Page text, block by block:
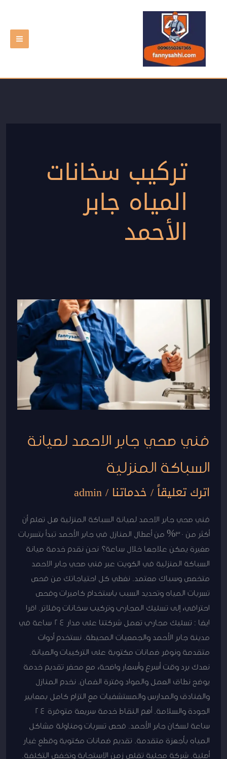
تخطي
المحتوى
تركيب سخانات
المياه جابر
الأحمد
فني صحي جابر الاحمد لصيانة
السباكة المنزلية
اترك تعليقاً/خدماتنا /
admin
فني صحي جابر الاحمد لصيانة السباكة المنزلية هل تعلم أن
أكثر من 30% من أعطال المنازل في جابر الأحمد تبدأ بتسربات
صغيرة يمكن علاجها خلال ساعة؟ نحن نقدم خدمة صيانة
السباكة المنزلية في الكويت عبر فني صحي جابر الاحمد
متخصص وسباك معتمد. نغطي كل احتياجاتك من فحص
تسربات المياه وتحديد السبب باستخدام كاميرات وفحص
احترافي، إلى تسليك المجاري وتركيب سخانات وفلاتر. اقرا
ايضا : تسليك مجاري تعمل شركتنا على مدار 24 ساعة في
مدينة جابر الأحمد والجمعيات المحيطة. نستخدم أدوات
متقدمة ونوفر ضمانات مكتوبة على التركيبات والصيانة.
نعدك برد وقت أسرع وأسعار واضحة، مع محضر تقديم خدمة
يوضح نطاق العمل والمواد وفترة الضمان. نخدم المنازل
والفنادق والمدارس والمستشفيات مع التزام كامل بمعايير
الجودة والسلامة. أهم النقاط خدمة سريعة متوفرة 24
ساعة لسكان جابر الأحمد. فحص تسربات ومناولة مشاكل
المياه بأجهزة متقدمة. تقديم ضمانات مكتوبة وقطع غيار
أصلية. شركة محلية تقلص زمن الاستجابة وتخفض التكلفة.
فني
صحي
جابر
الاحمد
لصيانة
السباكة
المنزلية